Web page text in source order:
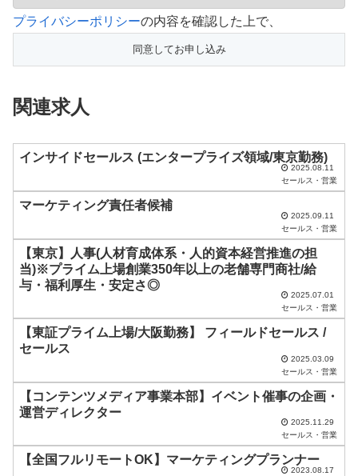
こ
フ
ー
ド
空
ま
ま
に
く
だ
。
プライバシーポリシーの内容を確認した上で、
関連求人
インサイドセールス (エンタープライズ領域/東京勤務)
2025.08.11
セールス・営業
マーケティング責任者候補
2025.09.11
セールス・営業
【東京】人事(人材育成体系・人的資本経営推進の担
当)※プライム上場創業350年以上の老舗専門商社/給
与・福利厚生・安定さ◎
2025.07.01
セールス・営業
【東証プライム上場/大阪勤務】 フィールドセールス /
セールス
2025.03.09
セールス・営業
【コンテンツメディア事業本部】イベント催事の企画・
運営ディレクター
2025.11.29
セールス・営業
【全国フルリモートOK】マーケティングプランナー
2023.08.17